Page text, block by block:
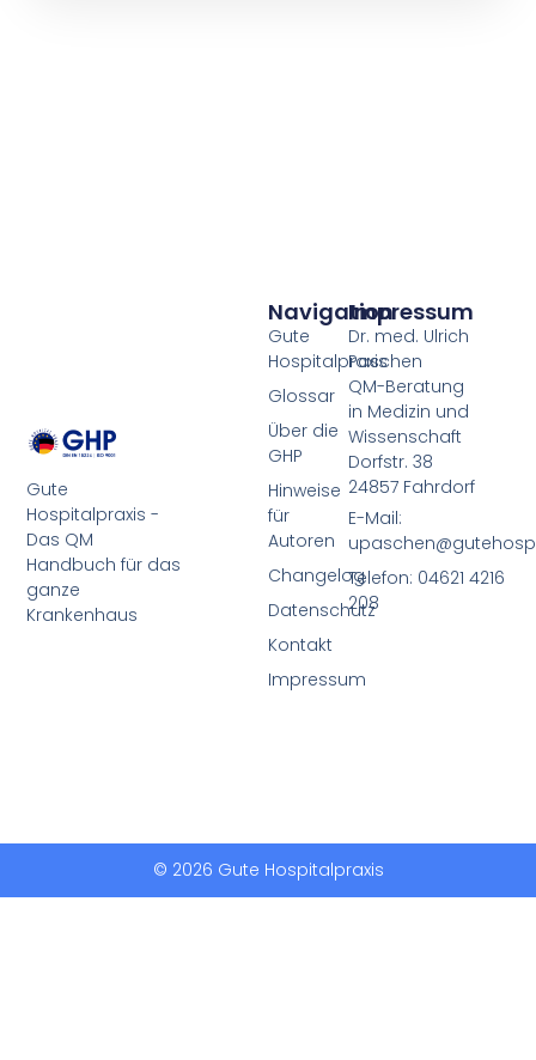
Gute
Hospitalpraxis -
Das QM
Handbuch für das
ganze
Krankenhaus
Navigation
Gute
Hospitalpraxis
Glossar
Über die
GHP
Hinweise
für
Autoren
Changelog
Datenschutz
Kontakt
Impressum
Impressum
Dr. med. Ulrich
Paschen
QM-Beratung
in Medizin und
Wissenschaft
Dorfstr. 38
24857 Fahrdorf
E-Mail:
Telefon: 04621 4216
208
© 2026 Gute Hospitalpraxis